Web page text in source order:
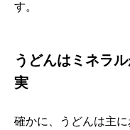
す。
うどんはミネラ
実
確かに、うどんは主